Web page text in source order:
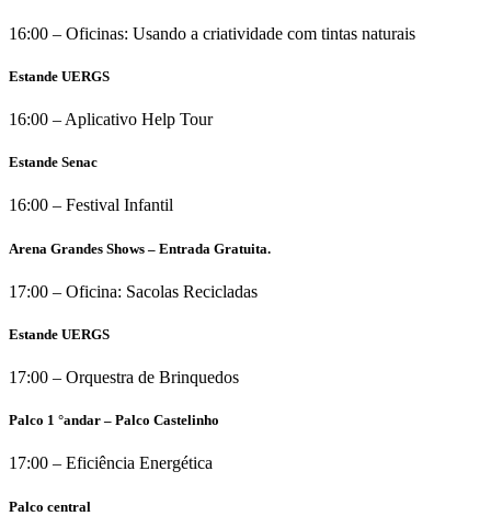
16:00 – Oficinas: Usando a criatividade com tintas naturais
Estande UERGS
16:00 – Aplicativo Help Tour
Estande Senac
16:00 – Festival Infantil
Arena Grandes Shows – Entrada Gratuita.
17:00 – Oficina: Sacolas Recicladas
Estande UERGS
17:00 – Orquestra de Brinquedos
Palco 1 °andar – Palco Castelinho
17:00 – Eficiência Energética
Palco central